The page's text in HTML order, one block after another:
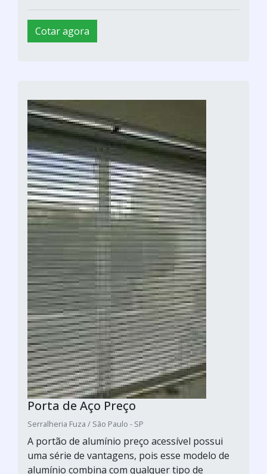
Cotar agora
Porta de Aço Preço
Serralheria Fuza / São Paulo - SP
A portão de alumínio preço acessível possui
uma série de vantagens, pois esse modelo de
alumínio combina com qualquer tipo de